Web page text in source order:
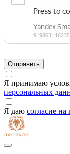
Я принимаю
персональных
Я даю согласие